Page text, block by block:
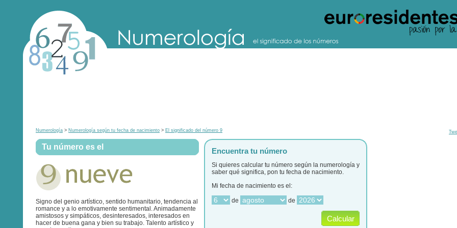
Numerología > Numerología según tu fecha de nacimiento > El significado del número 9
Tu número es el
Signo del genio artístico, sentido humanitario, tendencia al
romance y a lo emotivamente sentimental. Animadamente
amistosos y simpáticos, desinteresados, interesados en
hacer de buena gana y bien su trabajo. Talento artístico y
Encuentra tu número
Si quieres calcular tu número según la numerología y
saber qué significa, pon tu fecha de nacimiento.
Mi fecha de nacimiento es el:
de de